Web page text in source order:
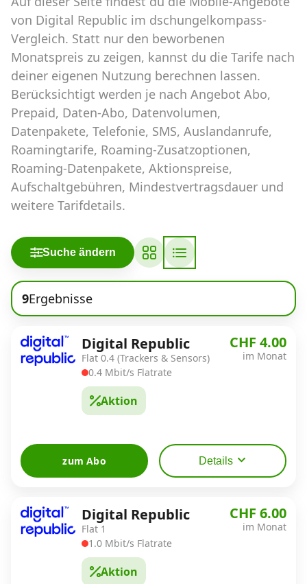
Abos für Tablets, Hotspots und Smart
Watches
Tarifrechner Handy-Abo
Der gute alte Tarifrechner im neuen Design
Infos
Alle Anbieter
Mobilfunknetz Schweiz
Roaming-Tarife abfragen
Handy-Abo-Aktionen
Handy-Abo kündigen oder
wechseln
Alle Mobile-Vergleiche
Internet, TV, Telefon
Kombi-Angebote
Aktionen
News
von Digital Republic im dschungelkompass-
Vergleich. Statt nur den beworbenen
Monatspreis zu zeigen, kannst du die Tarife nach
deiner eigenen Nutzung berechnen lassen.
Berücksichtigt werden je nach Angebot Abo,
Prepaid, Daten-Abo, Datenvolumen,
Datenpakete, Telefonie, SMS, Auslandanrufe,
Roamingtarife, Roaming-Zusatzoptionen,
Roaming-Datenpakete, Aktionspreise,
Aufschaltgebühren, Mindestvertragsdauer und
weitere Tarifdetails.
Suche ändern
9Ergebnisse
Digital Republic
Flat 0.4 (Trackers & Sensors)
0.4 Mbit/s Flatrate
Aktion
CHF 4.00
im Monat
zum Abo Details
Digital Republic
Flat 1
1.0 Mbit/s Flatrate
Aktion
CHF 6.00
im Monat